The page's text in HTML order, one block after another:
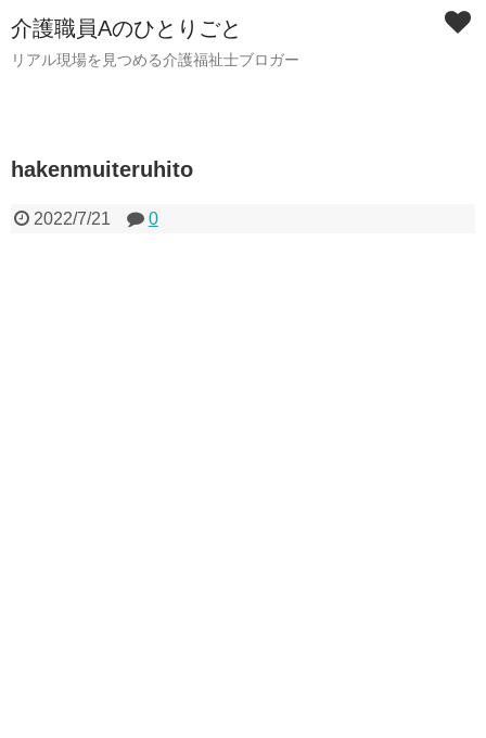
介護職員Aのひとりごと
リアル現場を見つめる介護福祉士ブロガー
hakenmuiteruhito
2022/7/21 0